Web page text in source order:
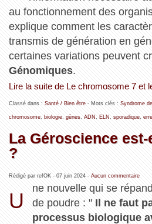
au fonctionnement des
explique comment les
transmis de génération en
certaines variations peuvent
Génomiques.
Lire la suite de Le chromosome 7 et
Classé dans : Santé / Bien être- Mots clés : Syndrome
chromosome, biologie, gènes, ADN ELN sporadique,
La Géroscience
?
Rédigé par refOK - 07 juin 2024- Aucun commentaire
U
ne nouvelle qui se
de poudre : " Il ne faut
processus biologique